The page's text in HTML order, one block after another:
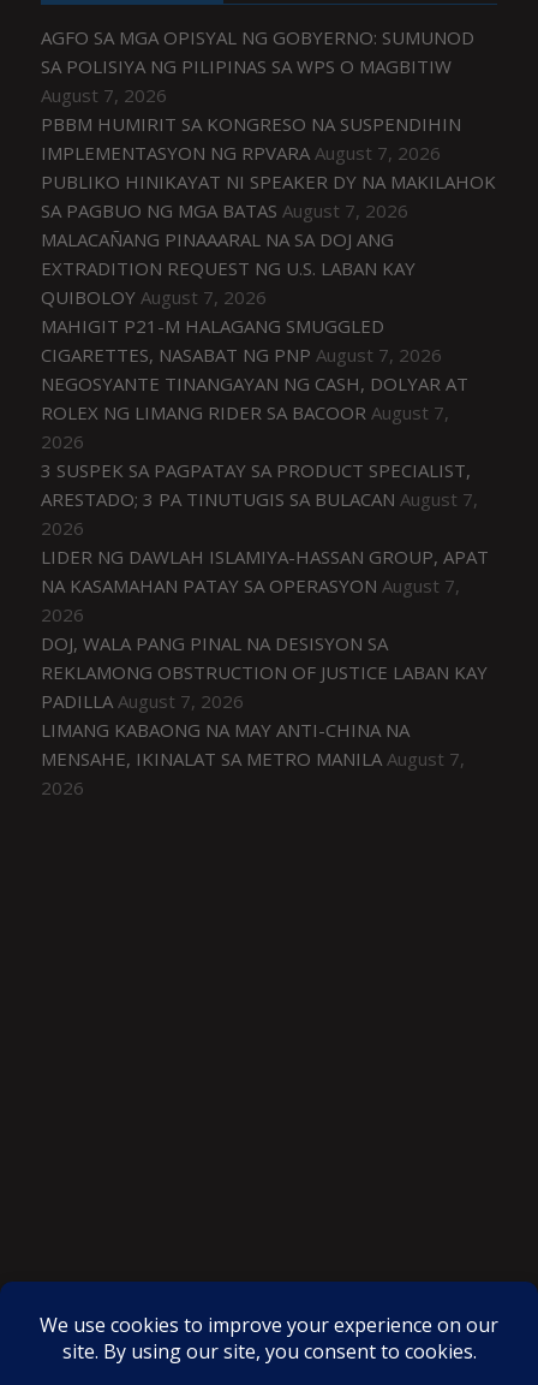
AGFO SA MGA OPISYAL NG GOBYERNO: SUMUNOD
SA POLISIYA NG PILIPINAS SA WPS O MAGBITIW
August 7, 2026
PBBM HUMIRIT SA KONGRESO NA SUSPENDIHIN
IMPLEMENTASYON NG RPVARA August 7, 2026
PUBLIKO HINIKAYAT NI SPEAKER DY NA MAKILAHOK
SA PAGBUO NG MGA BATAS August 7, 2026
MALACAÑANG PINAAARAL NA SA DOJ ANG
EXTRADITION REQUEST NG U.S. LABAN KAY
QUIBOLOY August 7, 2026
MAHIGIT P21-M HALAGANG SMUGGLED
CIGARETTES, NASABAT NG PNP August 7, 2026
NEGOSYANTE TINANGAYAN NG CASH, DOLYAR AT
ROLEX NG LIMANG RIDER SA BACOOR August 7,
2026
3 SUSPEK SA PAGPATAY SA PRODUCT SPECIALIST,
ARESTADO; 3 PA TINUTUGIS SA BULACAN August 7,
2026
LIDER NG DAWLAH ISLAMIYA-HASSAN GROUP, APAT
NA KASAMAHAN PATAY SA OPERASYON August 7,
2026
DOJ, WALA PANG PINAL NA DESISYON SA
REKLAMONG OBSTRUCTION OF JUSTICE LABAN KAY
PADILLA August 7, 2026
LIMANG KABAONG NA MAY ANTI-CHINA NA
MENSAHE, IKINALAT SA METRO MANILA August 7,
2026